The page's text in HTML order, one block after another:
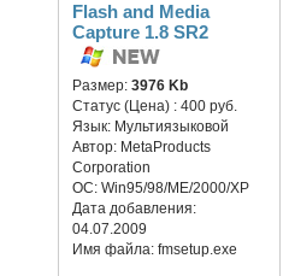
Flash and Media
Capture 1.8 SR2
Размер:3976 Kb
Статус (Цена) :400 руб.
Язык: Мультиязыковой
Автор: MetaProducts
Corporation
ОС:Win95/98/ME/2000/XP
Дата добавления:
04.07.2009
Имя файла:fmsetup.exe